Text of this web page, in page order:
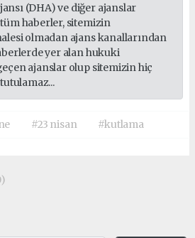
(DHA) ve diğer ajanslar
haberler, sitemizin
olmadan ajans kanallarından
yer alan hukuki
ajanslar olup sitemizin hiç
#23 nisan #kutlama